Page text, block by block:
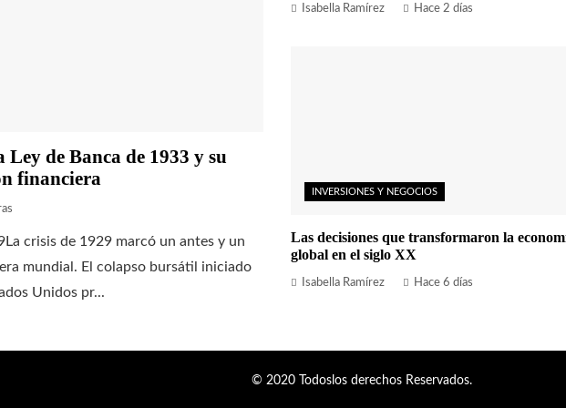
de Banca de 1933 y su
financiera
crisis de 1929 marcó un antes y un
mundial. El colapso bursátil iniciado
Unidos pr...
Isabella Ramírez Hace 2 días
INVERSIONES Y NEGOCIOS
Las decisiones que transformaron la
global en el siglo XX
Isabella Ramírez Hace 6 días
© 2020 Todoslos derechos Reservados.